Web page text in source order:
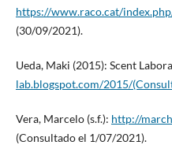
https://www.raco.cat/
(30/09/2021).
Ueda, Maki (2015): Scent
lab.blogspot.com/2015/
Vera, Marcelo (s.f.): http://
(Consultado el 1/07/2021).